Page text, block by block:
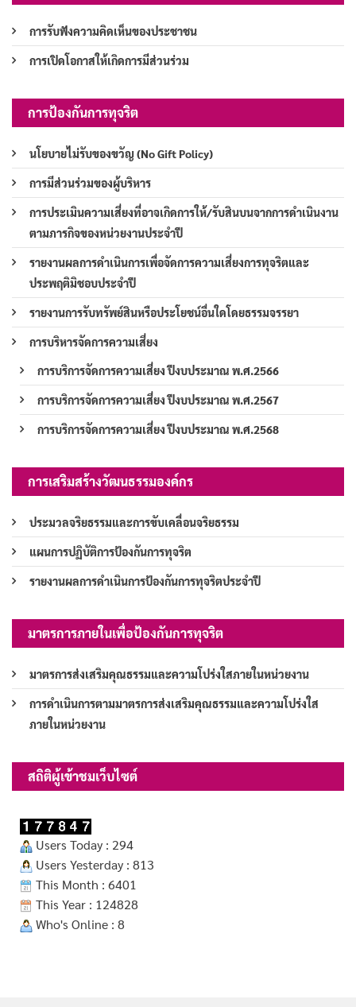
การรับฟังความคิดเห็นของประชาชน
การเปิดโอกาสให้เกิดการมีส่วนร่วม
การป้องกันการทุจริต
นโยบายไม่รับของขวัญ (No Gift Policy)
การมีส่วนร่วมของผู้บริหาร
การประเมินความเสี่ยงที่อาจเกิดการให้/รับสินบนจากการดำเนินงาน
ตามภารกิจของหน่วยงานประจำปี
รายงานผลการดำเนินการเพื่อจัดการความเสี่ยงการทุจริตและ
ประพฤติมิชอบประจำปี
รายงานการรับทรัพย์สินหรือประโยชน์อื่นใดโดยธรรมจรรยา
การบริหารจัดการความเสี่ยง
การบริการจัดการความเสี่ยง ปีงบประมาณ พ.ศ.2566
การบริการจัดการความเสี่ยง ปีงบประมาณ พ.ศ.2567
การบริการจัดการความเสี่ยง ปีงบประมาณ พ.ศ.2568
การเสริมสร้างวัฒนธรรมองค์กร
ประมวลจริยธรรมและการขับเคลื่อนจริยธรรม
แผนการปฏิบัติการป้องกันการทุจริต
รายงานผลการดำเนินการป้องกันการทุจริตประจำปี
มาตรการภายในเพื่อป้องกันการทุจริต
มาตรการส่งเสริมคุณธรรมและความโปร่งใสภายในหน่วยงาน
การดำเนินการตามมาตรการส่งเสริมคุณธรรมและความโปร่งใส
ภายในหน่วยงาน
สถิติผู้เข้าชมเว็บไซต์
Users Today : 294
Users Yesterday : 813
This Month : 6401
This Year : 124828
Who's Online : 8